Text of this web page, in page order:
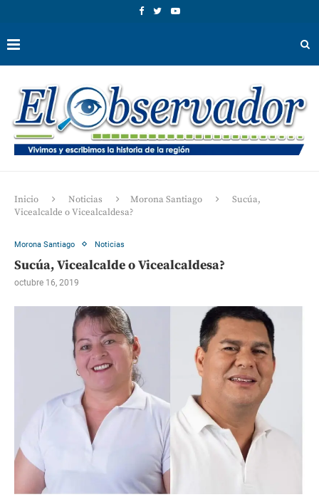
Inicio Noticias Morona Santiago
Sucúa,
Vicealcalde o Vicealcaldesa?
Morona Santiago Noticias
Sucúa, Vicealcalde o Vicealcaldesa?
octubre 16, 2019